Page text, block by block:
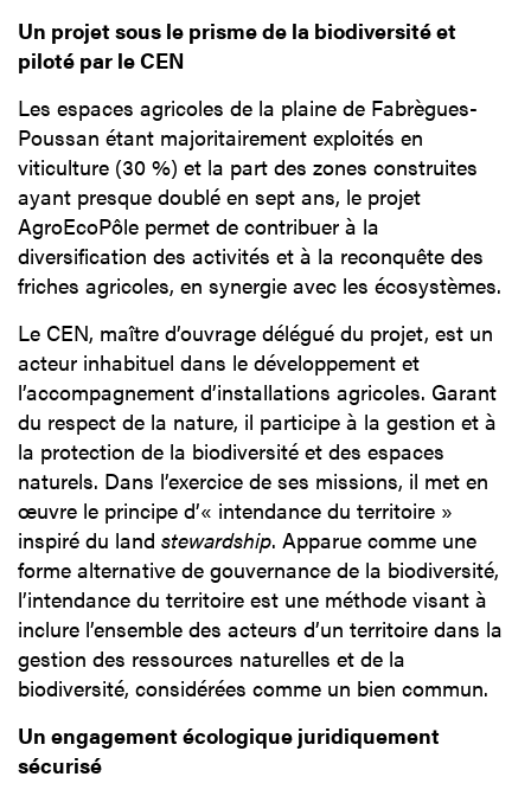
Un projet sous le prisme de la biodiversité et
piloté par le CEN
Les espaces agricoles de la plaine de Fabrègues-
Poussan étant majoritairement exploités en
viticulture (30 %) et la part des zones construites
ayant presque doublé en sept ans, le projet
AgroEcoPôle permet de contribuer à la
diversification des activités et à la reconquête des
friches agricoles, en synergie avec les écosystèmes.
Le CEN, maître d’ouvrage délégué du projet, est un
acteur inhabituel dans le développement et
l’accompagnement d’installations agricoles. Garant
du respect de la nature, il participe à la gestion et à
la protection de la biodiversité et des espaces
naturels. Dans l’exercice de ses missions, il met en
œuvre le principe d’« intendance du territoire »
inspiré du land stewardship. Apparue comme une
forme alternative de gouvernance de la biodiversité,
l’intendance du territoire est une méthode visant à
inclure l’ensemble des acteurs d’un territoire dans la
gestion des ressources naturelles et de la
biodiversité, considérées comme un bien commun.
Un engagement écologique juridiquement
sécurisé